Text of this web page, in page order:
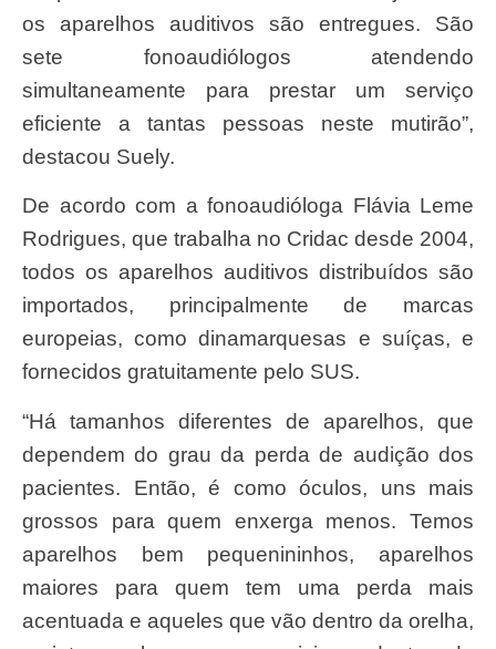
os aparelhos auditivos são entregues. São
sete fonoaudiólogos atendendo
simultaneamente para prestar um serviço
eficiente a tantas pessoas neste mutirão”,
destacou Suely.
De acordo com a fonoaudióloga Flávia Leme
Rodrigues, que trabalha no Cridac desde 2004,
todos os aparelhos auditivos distribuídos são
importados, principalmente de marcas
europeias, como dinamarquesas e suíças, e
fornecidos gratuitamente pelo SUS.
“Há tamanhos diferentes de aparelhos, que
dependem do grau da perda de audição dos
pacientes. Então, é como óculos, uns mais
grossos para quem enxerga menos. Temos
aparelhos bem pequenininhos, aparelhos
maiores para quem tem uma perda mais
acentuada e aqueles que vão dentro da orelha,